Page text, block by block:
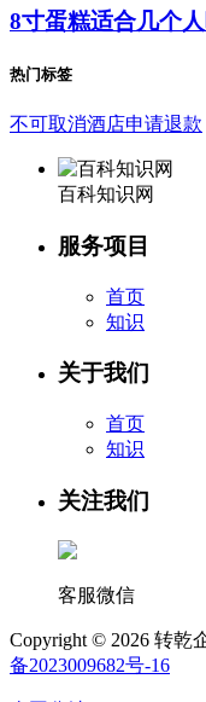
8寸蛋糕适合几个
热门标签
不可取消酒店申请退款
百科知识网
服务项目
首页
知识
关于我们
首页
知识
关注我们
客服微信
Copyright © 2026 转乾
备2023009682号-16